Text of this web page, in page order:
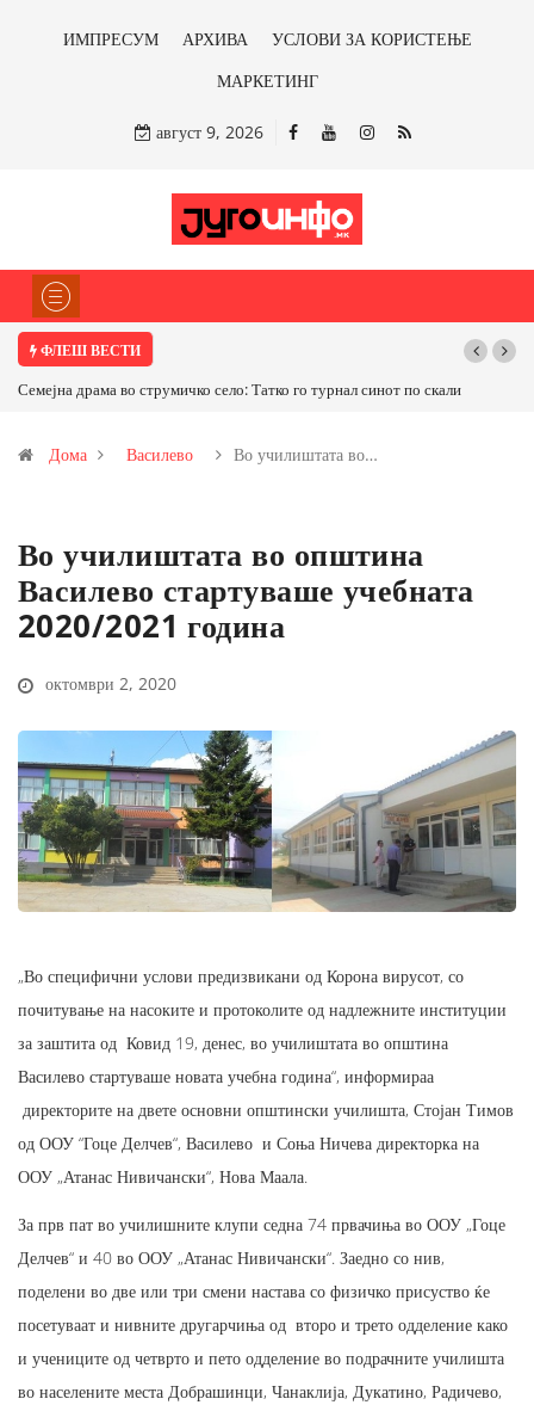
ИМПРЕСУМ АРХИВА
УСЛОВИ ЗА КОРИСТЕЊЕ
МАРКЕТИНГ
август 9, 2026
ФЛЕШ ВЕСТИ
го турнал синот по скалиТРАМП НАРЕДИ ВОЈСКАТА ДА КОРИСТИ
бакарот од Иловица и со антимонот?
Дома Василево Во училиштата во…
Во училиштата во општина
Василево стартуваше учебната
2020/2021 година
октомври 2, 2020
„Во специфични услови предизвикани од Корона вирусот, со
почитување на насоките и протоколите од надлежните институции
за заштита од Ковид 19, денес, во училиштата во општина
Василево стартуваше новата учебна година“, информираа
директорите на двете основни општински училишта, Стојан Тимов
од ООУ “Гоце Делчев“, Василево и Соња Ничева директорка на
ООУ „Атанас Нивичански“, Нова Маала.
За прв пат во училишните клупи седна 74 првачиња во ООУ „Гоце
Делчев“ и 40 во ООУ „Атанас Нивичански“. Заедно со нив,
поделени во две или три смени настава со физичко присуство ќе
посетуваат и нивните другарчиња од второ и трето одделение како
и учениците од четврто и пето одделение во подрачните училишта
во населените места Добрашинци, Чанаклија, Дукатино, Радичево,